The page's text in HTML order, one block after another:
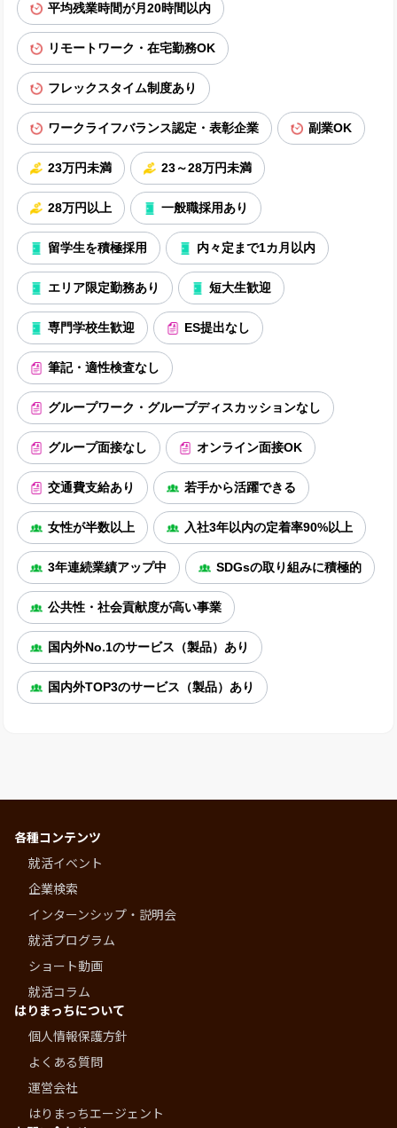
平均残業時間が月20時間以内
リモートワーク・在宅勤務OK
フレックスタイム制度あり
ワークライフバランス認定・表彰企業 副業OK
23万円未満 23～28万円未満
28万円以上 一般職採用あり
留学生を積極採用 内々定まで1カ月以内
エリア限定勤務あり 短大生歓迎
専門学校生歓迎 ES提出なし
筆記・適性検査なし
グループワーク・グループディスカッションなし
グループ面接なし オンライン面接OK
交通費支給あり 若手から活躍できる
女性が半数以上 入社3年以内の定着率90%以上
3年連続業績アップ中 SDGsの取り組みに積極的
公共性・社会貢献度が高い事業
国内外No.1のサービス（製品）あり
国内外TOP3のサービス（製品）あり
各種コンテンツ
就活イベント
企業検索
インターンシップ・説明会
就活プログラム
ショート動画
就活コラム
はりまっちについて
個人情報保護方針
よくある質問
運営会社
はりまっちエージェント